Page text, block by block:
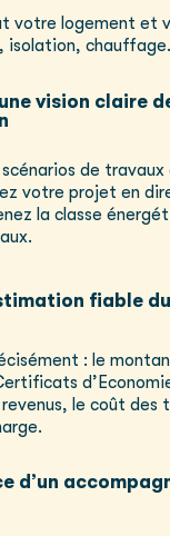
votre logement et
isolation,
vision claire
scénarios de
votre projet en
la classe
fiable
: le
revenus, le coût
d’un